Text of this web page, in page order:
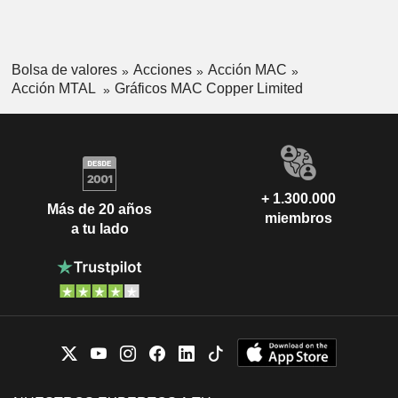
Bolsa de valores Acciones
Acción MAC
Acción MTAL
Gráficos MAC Copper Limited
Más de 20 años
a tu lado
+ 1.300.000
miembros